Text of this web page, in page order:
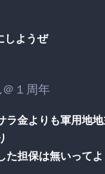
しようぜ
１周年
ラ金よりも軍用地
た担保は無いってよ